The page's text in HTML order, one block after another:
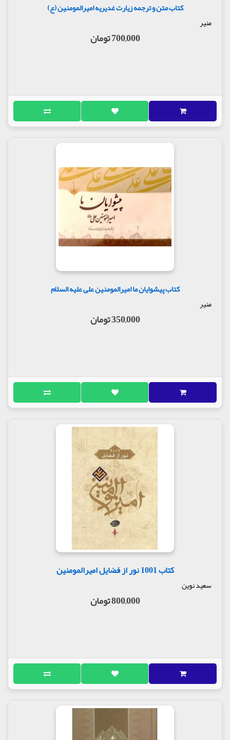
کتاب متن و ترجمه زیارت غدیریه امیرالمومنین (ع)
منیر
700,000 تومان
کتاب پیشوایان ما امیرالمومنین علی علیه السلام
منیر
350,000 تومان
کتاب 1001 نور از فضایل امیرالمومنین
سعید نوین
800,000 تومان